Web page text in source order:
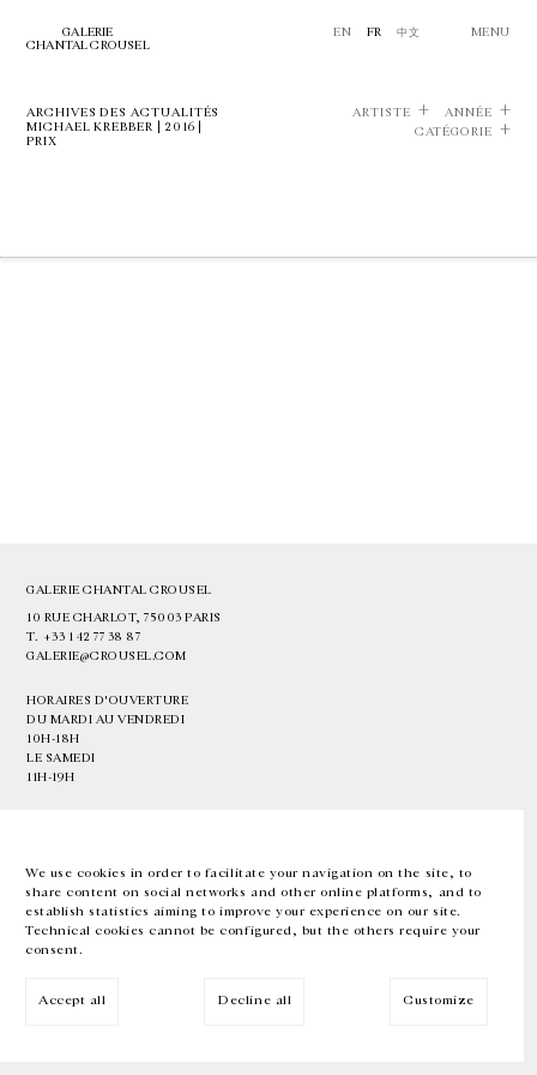
We use cookies in order to facilitate your navigation on the site, to
share content on social networks and other online platforms, and to
establish statistics aiming to improve your experience on our site.
Technical cookies cannot be configured, but the others require your
consent.
Accept all Decline all Customize
GALERIE
CHANTAL CROUSEL
EN FR 中文 MENU
ARCHIVES DES ACTUALITÉS
MICHAEL KREBBER | 2016 |
PRIX
ARTISTE
ANNÉE
CATÉGORIE
GALERIE CHANTAL CROUSEL
10 RUE CHARLOT, 75003 PARIS
T. +33 1 42 77 38 87
GALERIE@CROUSEL.COM
HORAIRES D'OUVERTURE
DU MARDI AU VENDREDI
10H-18H
LE SAMEDI
11H-19H
EN FR 中文 Facebook Instagram
Inscrivez-vous à notre newsletter